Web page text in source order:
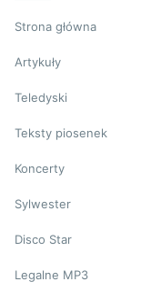
Strona główna
Artykuły
Teledyski
Teksty piosenek
Koncerty
Sylwester
Disco Star
Legalne MP3